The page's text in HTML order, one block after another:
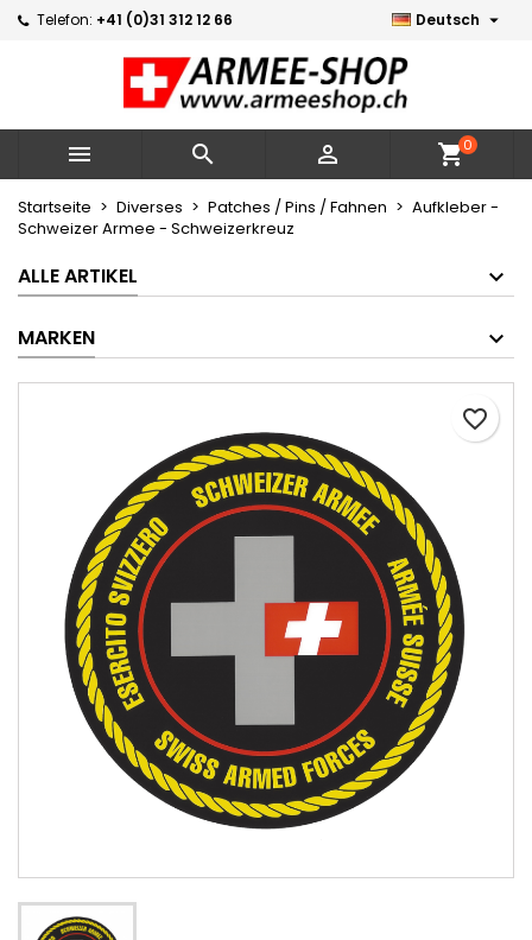
Telefon: +41 (0)31 312 12 66 Deutsch 
   shopping_cart0
Startseite Diverses Patches / Pins / Fahnen
Aufkleber -
Schweizer Armee - Schweizerkreuz
ALLE ARTIKEL
MARKEN
favorite_border
×
Neue Liste erstellen
×
Name der Wunschliste
Abbrechen
×
Sie müssen angemeldet sein, um Artikel Ihrer
Wunschliste hinzufügen zu können.
Abbrechen Anmelden